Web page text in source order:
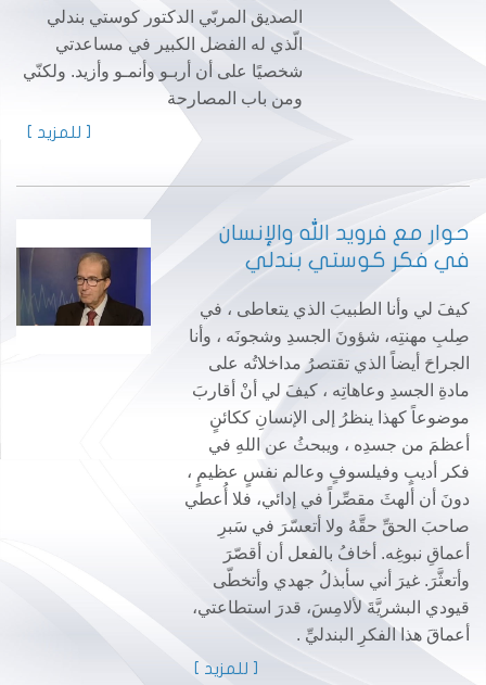
الصديق المربّي الدكتور كوستي بندلي
الّذي له الفضل الكبير في مساعدتي
شخصيًا على أن أربـو وأنمـو وأزيد. ولكنّي
ومن باب المصارحة
[ للمزيد ]
حوار مع فرويد الله والإنسان
في فكر كوستي بندلي
كيفَ لي وأنا الطبيبَ الذي يتعاطى ، في
صِلبِ مهنتِه، شؤونَ الجسدِ وشجونَه ، وأنا
الجراحَ أيضاً الذي تقتصرُ مداخلاتُه على
مادةِ الجسدِ وعاهاتِه ، كيفَ لي أنْ أقاربَ
موضوعاً كهذا ينظرُ إلى الإنسانِ ككائنٍ
أعظمَ من جسدِه ، ويبحثُ عن اللهِ في
فكر أديبٍ وفيلسوفٍ وعالم نفسٍ عظيمٍ ،
دونَ أن ألهثَ مقصِّراً في إدائي، فلا أُعطي
صاحبَ الحقِّ حقَّهُ ولا أتعسّرَ في سَبرِ
أعماقِ نبوغِه. أخافُ بالفعل أن أقصّرَ
وأتعثَّرَ. غيرَ أني سأبذلُ جهدي وأتخطّى
قيودي البشريَّةَ لألامِسَ، قدرَ استطاعتي،
أعماقَ هذا الفكرِ البندليِّ .
[ للمزيد ]